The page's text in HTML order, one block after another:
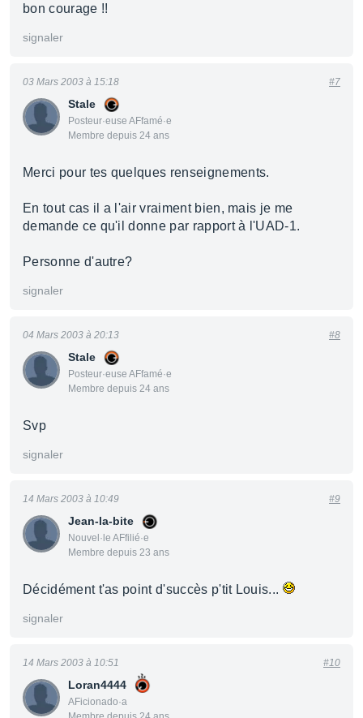
bon courage !!
signaler
Stale
Posteur·euse AFfamé·e
Membre depuis 24 ans
03 Mars 2003 à 15:18 #7
Merci pour tes quelques renseignements.
En tout cas il a l'air vraiment bien, mais je me
demande ce qu'il donne par rapport à l'UAD-1.
Personne d'autre?
signaler
Stale
Posteur·euse AFfamé·e
Membre depuis 24 ans
04 Mars 2003 à 20:13 #8
Svp
signaler
Jean-la-bite
Nouvel·le AFfilié·e
Membre depuis 23 ans
14 Mars 2003 à 10:49 #9
Décidément t'as point d'succès p'tit Louis...
signaler
Loran4444
AFicionado·a
14 Mars 2003 à 10:51 #10